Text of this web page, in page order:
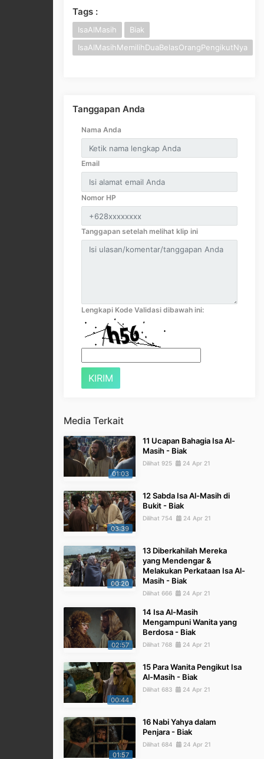
Tags :
IsaAlMasih
Biak
IsaAlMasihMemilihDuaBelasOrangPengikutNya
Tanggapan Anda
Nama Anda
Email
Nomor HP
Tanggapan setelah melihat klip ini
Lengkapi Kode Validasi dibawah ini:
Media Terkait
01:03
11 Ucapan Bahagia Isa Al-
Masih - Biak
Dilihat 925 24 Apr 21
03:39
12 Sabda Isa Al-Masih di
Bukit - Biak
Dilihat 754 24 Apr 21
00:20
13 Diberkahilah Mereka
yang Mendengar &
Melakukan Perkataan Isa Al-
Masih - Biak
Dilihat 666 24 Apr 21
02:57
14 Isa Al-Masih
Mengampuni Wanita yang
Berdosa - Biak
Dilihat 768 24 Apr 21
00:44
15 Para Wanita Pengikut Isa
Al-Masih - Biak
Dilihat 683 24 Apr 21
01:57
16 Nabi Yahya dalam
Penjara - Biak
Dilihat 684 24 Apr 21